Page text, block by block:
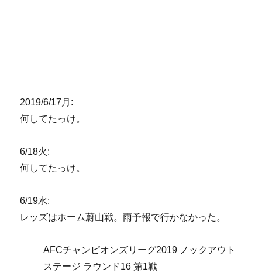
2019/6/17月:
何してたっけ。
6/18火:
何してたっけ。
6/19水:
レッズはホーム蔚山戦。雨予報で行かなかった。
AFCチャンピオンズリーグ2019 ノックアウト
ステージ ラウンド16 第1戦